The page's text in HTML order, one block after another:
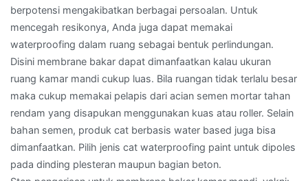
berpotensi mengakibatkan berbagai persoalan. Untuk
mencegah resikonya, Anda juga dapat memakai
waterproofing dalam ruang sebagai bentuk perlindungan.
Disini membrane bakar dapat dimanfaatkan kalau ukuran
ruang kamar mandi cukup luas. Bila ruangan tidak terlalu besar
maka cukup memakai pelapis dari acian semen mortar tahan
rendam yang disapukan menggunakan kuas atau roller. Selain
bahan semen, produk cat berbasis water based juga bisa
dimanfaatkan. Pilih jenis cat waterproofing paint untuk dipoles
pada dinding plesteran maupun bagian beton.